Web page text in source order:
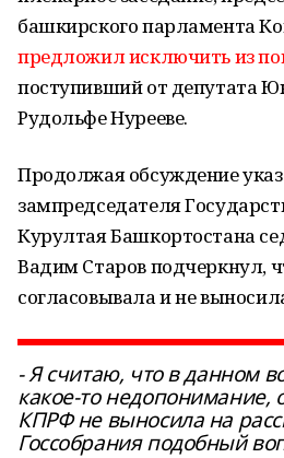
башкирского парламента
предложил исключить из
поступивший от депутата
Рудольфе Нурееве.
Продолжая обсуждение
зампредседателя
Курултая Башкортостана
Вадим Старов подчеркнул,
согласовывала и не
- Я считаю, что в данном
какое-то
КПРФ не выносила на
Госсобрания подобный